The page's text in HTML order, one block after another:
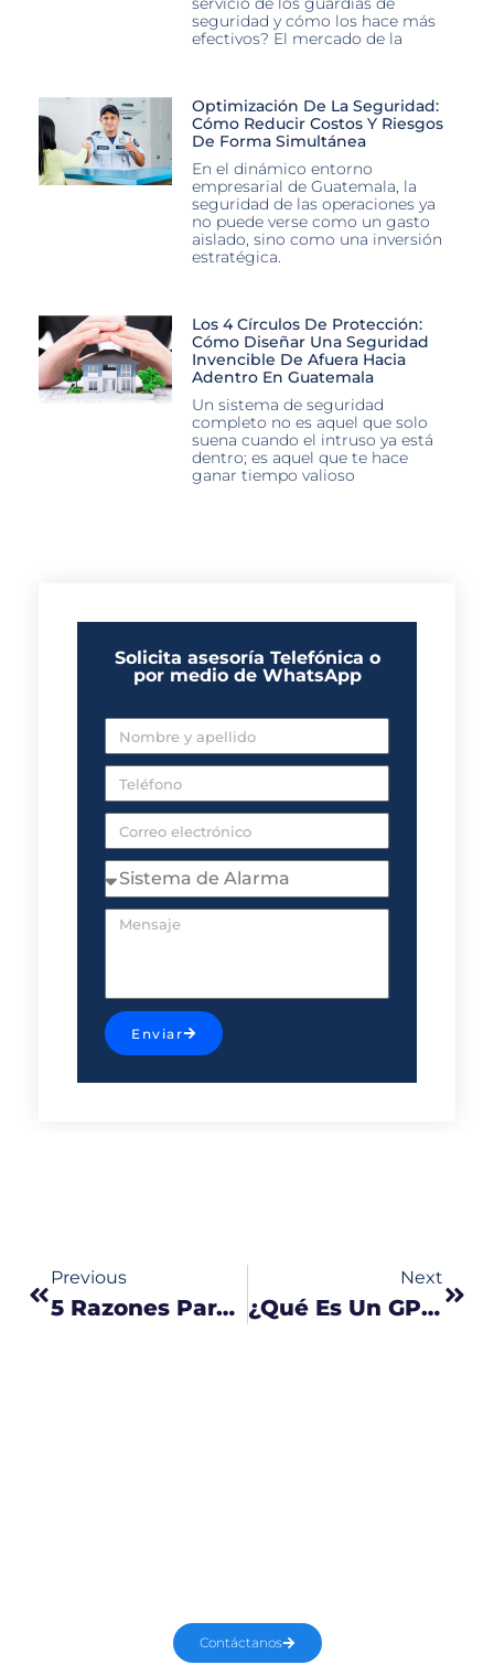
seguridad y cómo los hace más
efectivos? El mercado de la
Optimización De La Seguridad:
Cómo Reducir Costos Y Riesgos
De Forma Simultánea
En el dinámico entorno
empresarial de Guatemala, la
seguridad de las operaciones ya
no puede verse como un gasto
aislado, sino como una inversión
estratégica.
Los 4 Círculos De Protección:
Cómo Diseñar Una Seguridad
Invencible De Afuera Hacia
Adentro En Guatemala
Un sistema de seguridad
completo no es aquel que solo
suena cuando el intruso ya está
dentro; es aquel que te hace
ganar tiempo valioso
Solicita asesoría Telefónica o
por medio de WhatsApp
Enviar
Previous
5 Razones Para Tener Un GPS En Tu Vehículo Personal
Next
¿Qué Es Un GPS Y Para Qué Sirve?
Contáctanos